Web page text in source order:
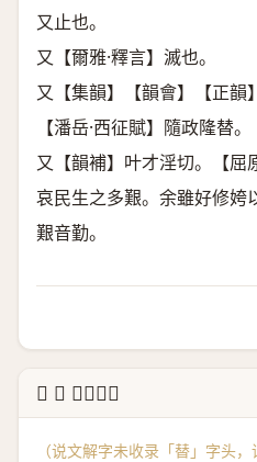
又止也。
又【爾雅·釋言】滅也。
又【集韻】【韻會】【正韻】
【潘岳·西征賦】隨政隆替
又【韻補】叶才淫切。【屈
哀民生之多艱。余雖好修姱
艱音勤。
↳ 𤾕 说文解字
（说文解字未收录「替」字头